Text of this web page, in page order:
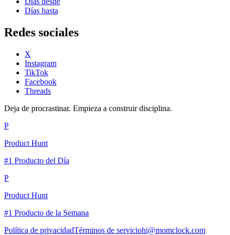
Días hasta
Redes sociales
X
Instagram
TikTok
Facebook
Threads
Deja de procrastinar. Empieza a construir disciplina.
P
Product Hunt
#1 Producto del Día
P
Product Hunt
#1 Producto de la Semana
Política de privacidadTérminos de serviciohi@momclock.com